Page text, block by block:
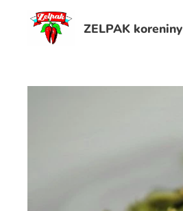
ZELPAK koreniny